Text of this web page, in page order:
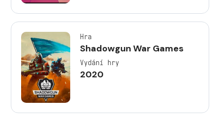
Hra
Shadowgun War Games
Vydání hry
2020